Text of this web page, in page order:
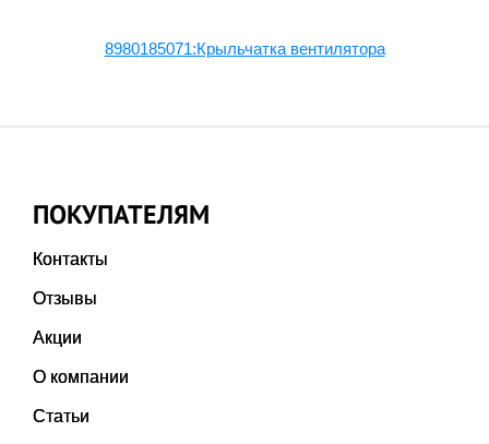
8980185071:Крыльчатка вентилятора
ПОКУПАТЕЛЯМ
Контакты
Отзывы
Акции
О компании
Статьи